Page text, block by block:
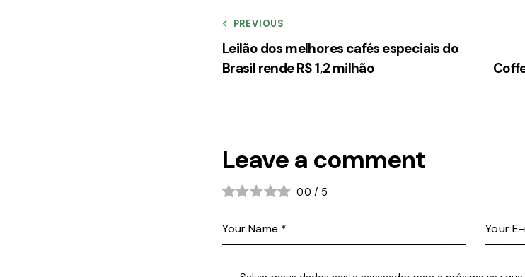
PREVIOUS
Leilão dos melhores cafés especiais do
Brasil rende R$ 1,2 milhão
Leave a comment
0.0 / 5